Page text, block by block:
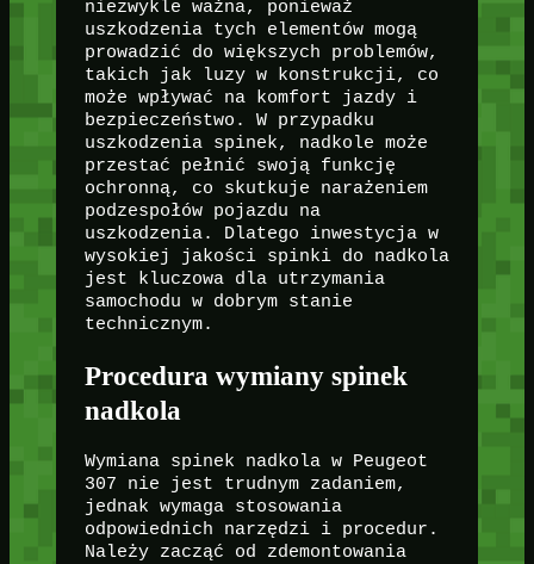
niezwykle ważna, ponieważ
uszkodzenia tych elementów mogą
prowadzić do większych problemów,
takich jak luzy w konstrukcji, co
może wpływać na komfort jazdy i
bezpieczeństwo. W przypadku
uszkodzenia spinek, nadkole może
przestać pełnić swoją funkcję
ochronną, co skutkuje narażeniem
podzespołów pojazdu na
uszkodzenia. Dlatego inwestycja w
wysokiej jakości spinki do nadkola
jest kluczowa dla utrzymania
samochodu w dobrym stanie
technicznym.
Procedura wymiany spinek
nadkola
Wymiana spinek nadkola w Peugeot
307 nie jest trudnym zadaniem,
jednak wymaga stosowania
odpowiednich narzędzi i procedur.
Należy zacząć od zdemontowania